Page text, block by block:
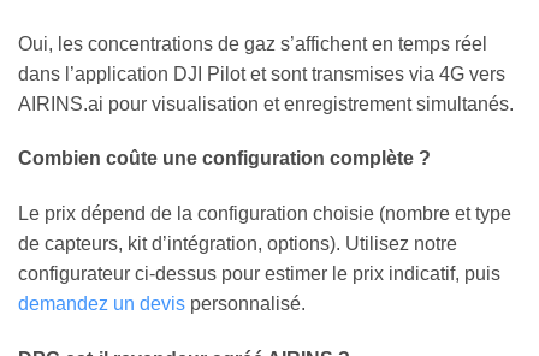
Oui, les concentrations de gaz s’affichent en temps réel
dans l’application DJI Pilot et sont transmises via 4G vers
AIRINS.ai pour visualisation et enregistrement simultanés.
Combien coûte une configuration complète ?
Le prix dépend de la configuration choisie (nombre et type
de capteurs, kit d’intégration, options). Utilisez notre
configurateur ci-dessus pour estimer le prix indicatif, puis
demandez un devis personnalisé.